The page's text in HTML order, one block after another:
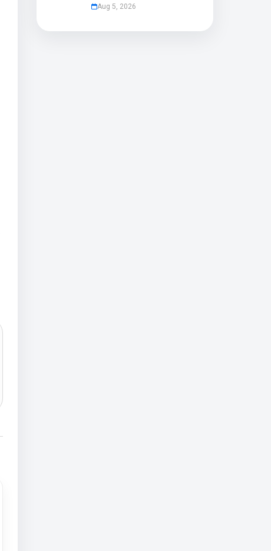
Aug 5, 2026